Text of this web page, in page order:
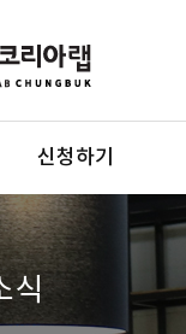
신청하기
식